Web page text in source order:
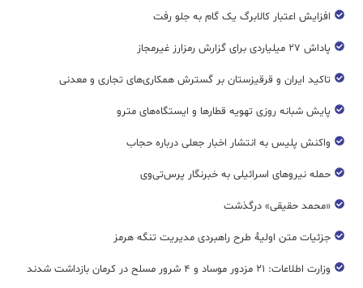
افزایش اعتبار کالابرگ یک گام به جلو رفت
پاداش ۲۷ میلیاردی برای گزارش رمزارز غیرمجاز
تاکید ایران و قرقیزستان بر گسترش همکاری‌های تجاری و معدنی
پایش شبانه روزی تهویه قطار‌ها و ایستگاه‌های مترو
واکنش پلیس به انتشار اخبار جعلی درباره حجاب
حمله نیروهای اسرائیلی به خبرنگار پرس‌تی‌وی
«محمد حقیقی» درگذشت
جزئیات متن اولیۀ طرح راهبردی مدیریت تنگه هرمز
وزارت اطلاعات: ۲۱ مزدور موساد و ۴ شرور مسلح در کرمان بازداشت شدند